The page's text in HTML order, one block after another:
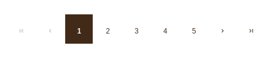
1 2 3 4 5